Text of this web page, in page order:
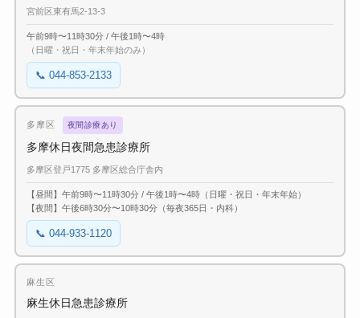
宮前区東有馬2-13-3
午前9時〜11時30分 / 午後1時〜4時
（日曜・祝日・年末年始のみ）
📞 044-853-2133
多摩区 夜間診療あり
多摩休日夜間急患診療所
多摩区登戸1775 多摩区総合庁舎内
【昼間】午前9時〜11時30分 / 午後1時〜4時（日曜・祝日・年末年始）
【夜間】午後6時30分〜10時30分（毎夜365日・内科）
📞 044-933-1120
麻生区
麻生休日急患診療所